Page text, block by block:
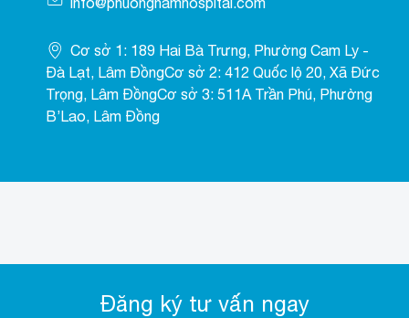
Cơ sở 1: 189 Hai Bà Trưng, Phường Cam Ly -
Đà Lạt, Lâm ĐồngCơ sở 2: 412 Quốc lộ 20, Xã Đức
Trọng, Lâm ĐồngCơ sở 3: 511A Trần Phú, Phường
B’Lao, Lâm Đồng
Đăng ký tư vấn ngay